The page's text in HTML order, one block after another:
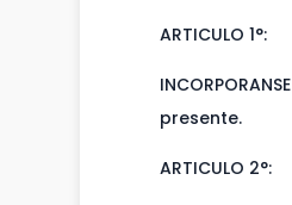
ARTICULO 1°:
presente.
ARTICULO 2°: